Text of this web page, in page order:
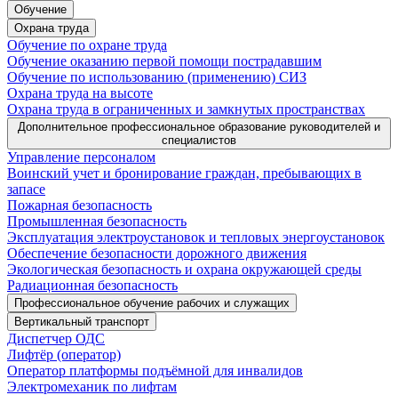
Обучение
Охрана труда
Обучение по охране труда
Обучение оказанию первой помощи пострадавшим
Обучение по использованию (применению) СИЗ
Охрана труда на высоте
Охрана труда в ограниченных и замкнутых пространствах
Дополнительное профессиональное образование руководителей и
специалистов
Управление персоналом
Воинский учет и бронирование граждан, пребывающих в
запасе
Пожарная безопасность
Промышленная безопасность
Эксплуатация электроустановок и тепловых энергоустановок
Обеспечение безопасности дорожного движения
Экологическая безопасность и охрана окружающей среды
Радиационная безопасность
Профессиональное обучение рабочих и служащих
Вертикальный транспорт
Диспетчер ОДС
Лифтёр (оператор)
Оператор платформы подъёмной для инвалидов
Электромеханик по лифтам